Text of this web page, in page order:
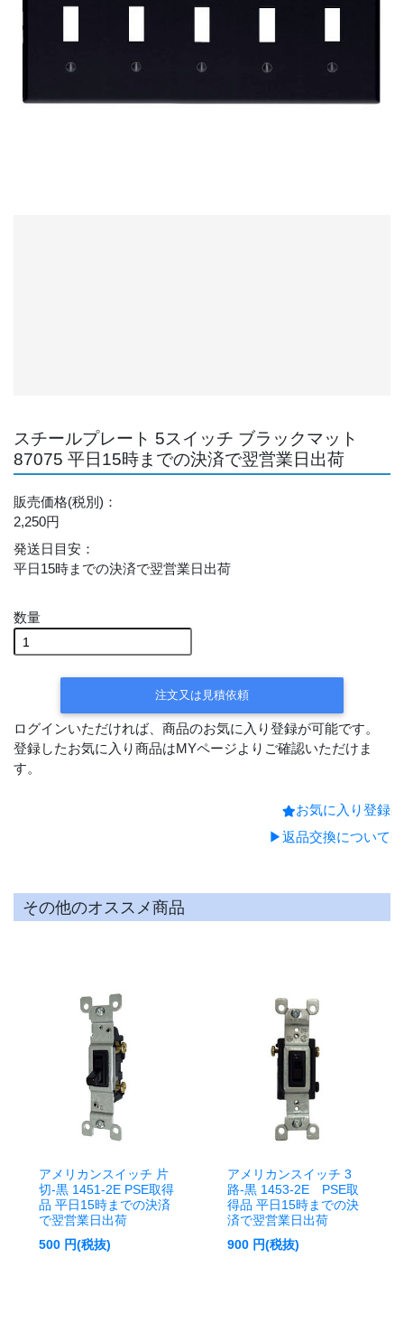
スチールプレート 5スイッチ ブラックマット
87075 平日15時までの決済で翌営業日出荷
販売価格(税別) ：
2,250円
発送日目安 ：
平日15時までの決済で翌営業日出荷
数量
注文又は見積依頼
ログインいただければ、商品のお気に入り登録が可能です。
登録したお気に入り商品はMYページよりご確認いただけま
す。
お気に入り登録
▶返品交換について
その他のオススメ商品
アメリカンスイッチ 片
切-黒 1451-2E PSE取得
品 平日15時までの決済
で翌営業日出荷
500 円(税抜)
アメリカンスイッチ 3
路-黒 1453-2E PSE取
得品 平日15時までの決
済で翌営業日出荷
900 円(税抜)